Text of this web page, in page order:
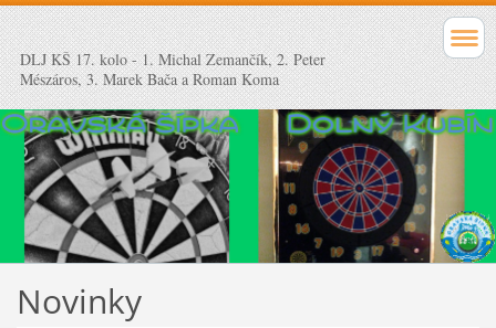
DLJ KŠ 17. kolo - 1. Michal Zemančík, 2. Peter
Mészáros, 3. Marek Bača a Roman Koma
Novinky